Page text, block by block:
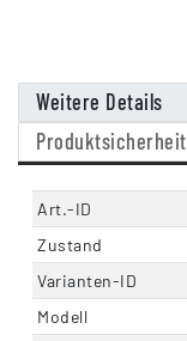
Weitere Details
Produktsicherheit
Art.-ID
Zustand
Varianten-ID
Modell